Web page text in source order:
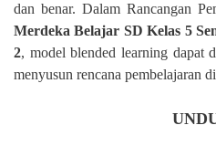
dan benar. Dalam Rancangan
Merdeka Belajar SD Kelas 5
2, model blended learning dapat
menyusun rencana pembelajaran